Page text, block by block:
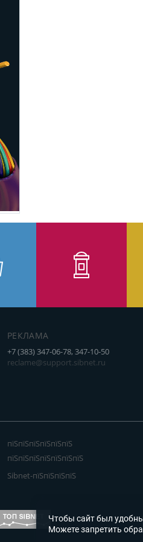
РЕКЛАМА
+7 (383) 347-06-78, 347-10-50
reclame@support.sibnet.ru
пїЅпїЅпїЅпїЅпїЅпїЅ
пїЅпїЅпїЅпїЅпїЅпїЅпїЅ
Sibnet-пїЅпїЅпїЅпїЅ
Чтобы сайт был
Можете запретить